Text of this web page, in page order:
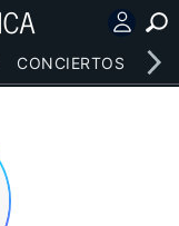
CONCIERTOS